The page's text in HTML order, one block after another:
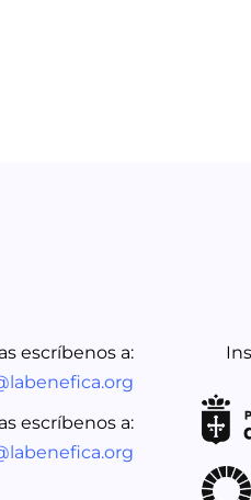
escríbenos a:
escríbenos a: